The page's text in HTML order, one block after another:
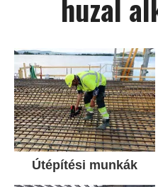
huzal
Útépítési munkák